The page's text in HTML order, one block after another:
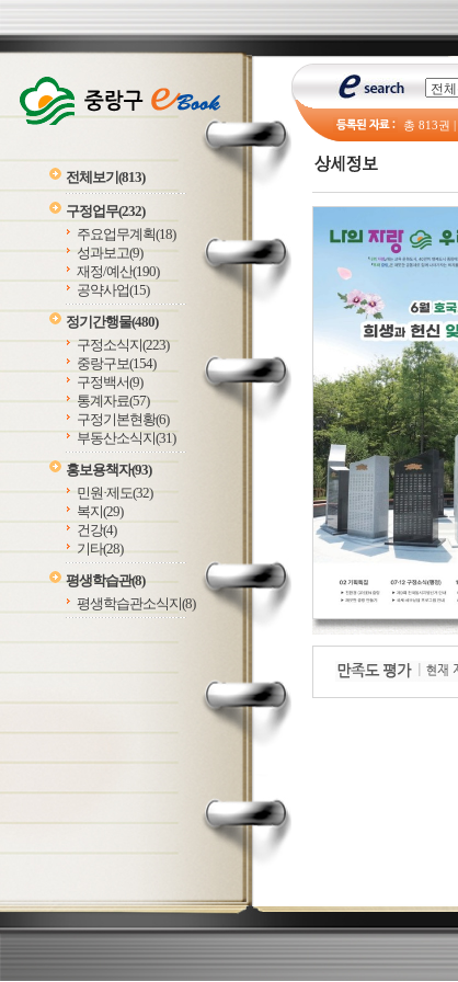
전체보기 (813)
구정업무(232)
주요업무계획(18)
성과보고(9)
재정/예산(190)
공약사업(15)
정기간행물(480)
구정소식지(223)
중랑구보(154)
구정백서(9)
통계자료(57)
구정기본현황(6)
부동산소식지(31)
홍보용책자(93)
민원·제도(32)
복지(29)
건강(4)
기타(28)
평생학습관(8)
평생학습관소식지(8)
총 813권 |